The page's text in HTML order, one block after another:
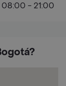
08:00 - 21:00